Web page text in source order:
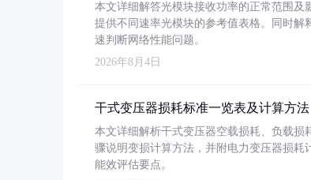
本文详细解答光模块接收功率的正常范围及
提供不同速率光模块的参考值表格。同时
速判断网络性能问题。
2026年8月4日
干式变压器损耗标准一览表及计算方法
本文详细解析干式变压器空载损耗、负载损
骤说明变损计算方法，并附电力变压器损耗
能效评估要点。